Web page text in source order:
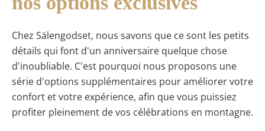
Chez Sälengodset, nous savons que ce sont les petits
détails qui font d'un anniversaire quelque chose
d'inoubliable. C'est pourquoi nous proposons une
série d'options supplémentaires pour améliorer votre
confort et votre expérience, afin que vous puissiez
profiter pleinement de vos célébrations en montagne.